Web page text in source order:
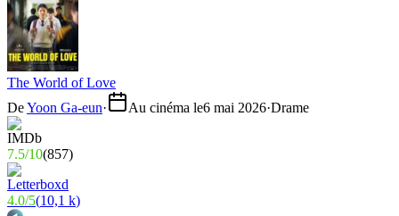
The World of Love
DeYoon Ga-eun· Au cinéma le6 mai 2026·Drame
7.5/10(857)
4.0/5(10,1 k)